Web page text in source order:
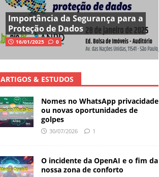
Importância da Segurança para a
Proteção de Dados
16/01/2025 0
ARTIGOS & ESTUDOS
Nomes no WhatsApp privacidade
ou novas oportunidades de
golpes
30/07/2026 1
O incidente da OpenAI e o fim da
nossa zona de conforto